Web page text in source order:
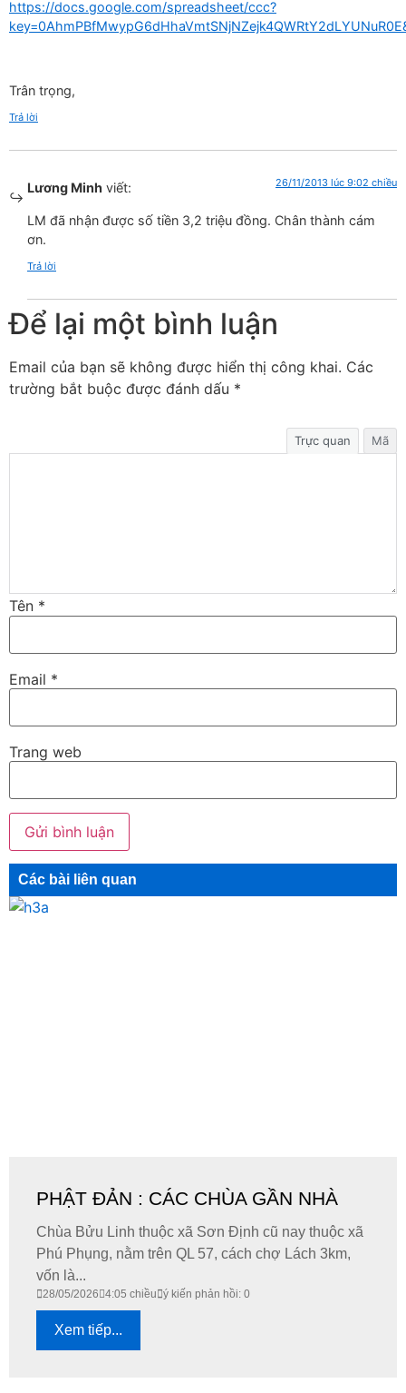
https://docs.google.com/spreadsheet/ccc?
Trân trọng,
Trả lời
Lương Minh viết: 26/11/2013 lúc 9:02 chiều
LM đã nhận được số tiền 3,2 triệu đồng. Chân thành cám
ơn.
Trả lời
Để lại một bình luận
Email của bạn sẽ không được hiển thị công khai. Các
trường bắt buộc được đánh dấu *
Trực quan Mã
Tên *
Email *
Trang web
Các bài liên quan
PHẬT ĐẢN : CÁC CHÙA GẦN NHÀ
Chùa Bửu Linh thuộc xã Sơn Định cũ nay thuộc xã
Phú Phụng, nằm trên QL 57, cách chợ Lách 3km,
vốn là...
28/05/2026 4:05 chiều ý kiến phản hồi: 0
Xem tiếp...